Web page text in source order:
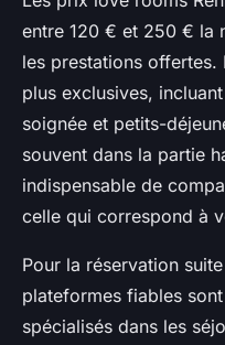
entre 120 € et 250 € la
les prestations offertes.
plus exclusives,
soignée et petits-
souvent dans la partie
indispensable de
celle qui correspond à
Pour la réservation
plateformes fiables
spécialisés dans les